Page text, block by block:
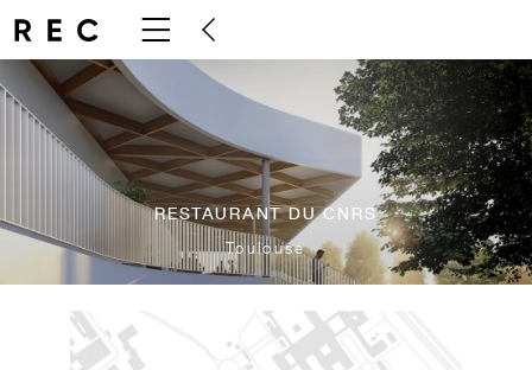
RESTAURANT DU CNRS
Toulouse